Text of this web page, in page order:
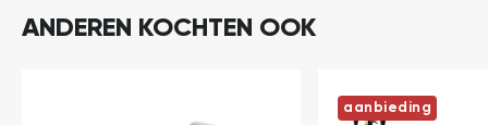
ANDEREN KOCHTEN OOK
aanbieding